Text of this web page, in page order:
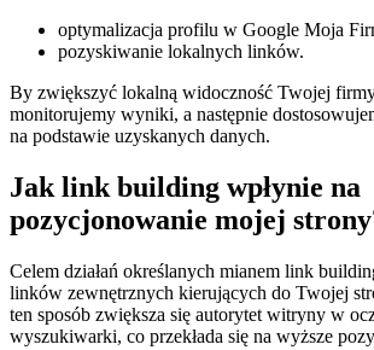
optymalizacja profilu w Google Moja
pozyskiwanie lokalnych linków.
By zwiększyć lokalną widoczność Twojej
monitorujemy wyniki, a następnie
na podstawie uzyskanych danych.
Jak link building wpłynie na
pozycjonowanie mojej
Celem działań określanych mianem link
linków zewnętrznych kierujących do Twojej
ten sposób zwiększa się autorytet witryny w
wyszukiwarki, co przekłada się na wyższe